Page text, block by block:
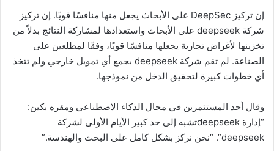
إن تركيز DeepSec على الأبحاث يجعل منها منافسًا قويًا. إن تركيز
شركة deepseek على الأبحاث واستعدادها لمشاركة النتائج بدلاً من
تخزينها لأغراض تجارية يجعلها منافسًا قويًا، وفقًا لمطلعين على
الصناعة. لم تقم شركة deepseek بجمع أي تمويل خارجي ولم تتخذ
أي خطوات كبيرة لتحقيق الدخل من نموذجها.
وقال أحد المستثمرين في مجال الذكاء الاصطناعي ومقره بكين:
“إدارة deepseekتشبه إلى حد كبير الأيام الأولى لشركة
deepseek”. “نحن نركز بشكل كامل على البحث والهندسة.”